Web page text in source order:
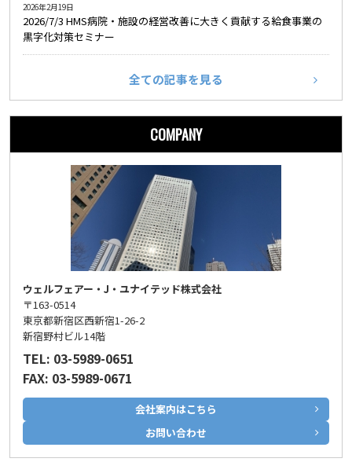
2026/7/3 HMS病院・施設の経営改善に大きく貢献する給食事業の
黒字化対策セミナー
2026年2月19日
全ての記事を見る
COMPANY
ウェルフェアー・J・ユナイテッド株式会社
〒163-0514
東京都新宿区西新宿1-26-2
新宿野村ビル14階
TEL: 03-5989-0651
FAX: 03-5989-0671
会社案内はこちら
お問い合わせ